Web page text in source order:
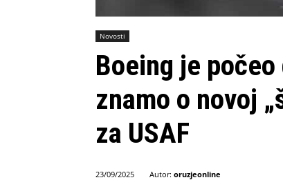
Novosti
Boeing je
znamo o novoj
za USAF
23/09/2025 Autor: oruzjeonline